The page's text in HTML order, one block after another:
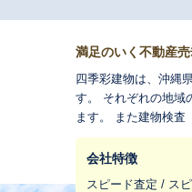
満足のいく不動産
四季彩建物は、沖縄
す。 それぞれの地域
ます。 また建物検査
解消することにより
会社特徴
スピード査定 / ス